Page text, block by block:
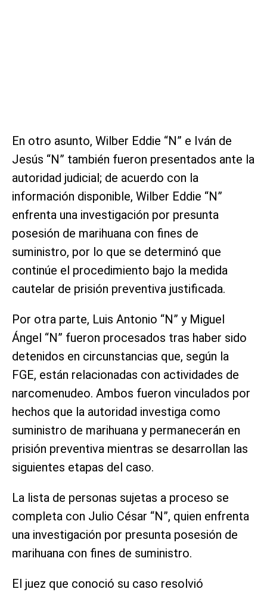
En otro asunto, Wilber Eddie “N” e Iván de
Jesús “N” también fueron presentados ante la
autoridad judicial; de acuerdo con la
información disponible, Wilber Eddie “N”
enfrenta una investigación por presunta
posesión de marihuana con fines de
suministro, por lo que se determinó que
continúe el procedimiento bajo la medida
cautelar de prisión preventiva justificada.
Por otra parte, Luis Antonio “N” y Miguel
Ángel “N” fueron procesados tras haber sido
detenidos en circunstancias que, según la
FGE, están relacionadas con actividades de
narcomenudeo. Ambos fueron vinculados por
hechos que la autoridad investiga como
suministro de marihuana y permanecerán en
prisión preventiva mientras se desarrollan las
siguientes etapas del caso.
La lista de personas sujetas a proceso se
completa con Julio César “N”, quien enfrenta
una investigación por presunta posesión de
marihuana con fines de suministro.
El juez que conoció su caso resolvió